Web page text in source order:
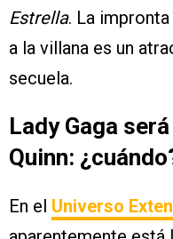
Estrella. La
a la villana es un
secuela.
Lady Gaga
Quinn:
En el Universo